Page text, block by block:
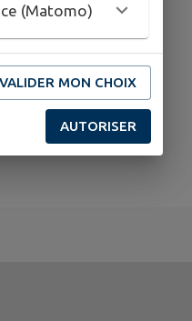
(Matomo)
VALIDER MON CHOIX
AUTORISER